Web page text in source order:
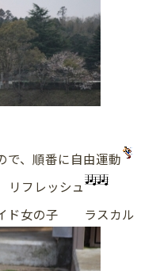
で、順番に自由運動
フレッシュ
ド女の子 ラスカル